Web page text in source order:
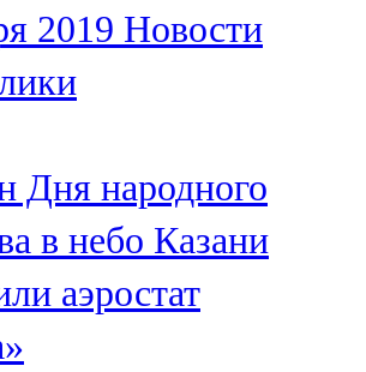
2019 Новости
Дня народного
в небо Казани
аэростат